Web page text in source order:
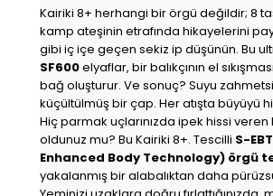
Kairiki 8+ herhangi bir örgü değildir; 8
kamp ateşinin etrafında hikayelerini
gibi iç içe geçen sekiz ip düşünün. Bu
SF600elyaflar, bir balıkçının el
bağ oluşturur. Ve sonuç? Suyu
küçültülmüş bir çap. Her atışta büyüyü
Hiç parmak uçlarınızda ipek hissi
oldunuz mu? Bu Kairiki 8+. Tescilli S-
Enhanced Body Technology) örgü
yakalanmış bir alabalıktan daha